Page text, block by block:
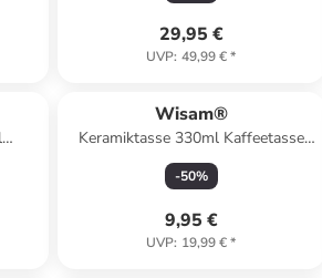
29,95 €
UVP: 49,99 €*
Wisam®
Keramiktasse 330ml Kaffeetasse
mit Motiv
-50%
9,95 €
UVP: 19,99 €*